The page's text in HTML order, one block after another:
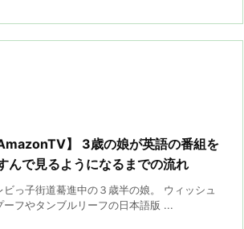
AmazonTV】 3歳の娘が英語の番組を
んで見るようになるまでの流れ
ビっ子街道驀進中の３歳半の娘。 ウィッシュ
ーフやタンブルリーフの日本語版 ...